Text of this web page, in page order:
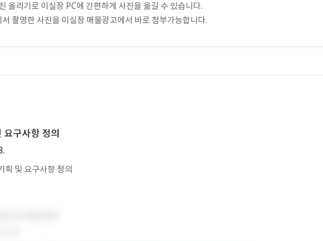
올리기로 이실장 PC에 간편하게 사진을 옮길 수 있습니다.
촬영한 사진을 이실장 매물광고에서 바로 첨부가능합니다.
요구사항 정의
획 및 요구사항 정의